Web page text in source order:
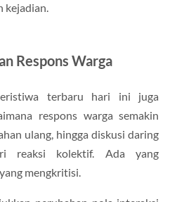
kejadian.
Respons Warga
terbaru hari ini juga
respons warga semakin
ulang, hingga diskusi daring
reaksi kolektif. Ada yang
mengkritisi.